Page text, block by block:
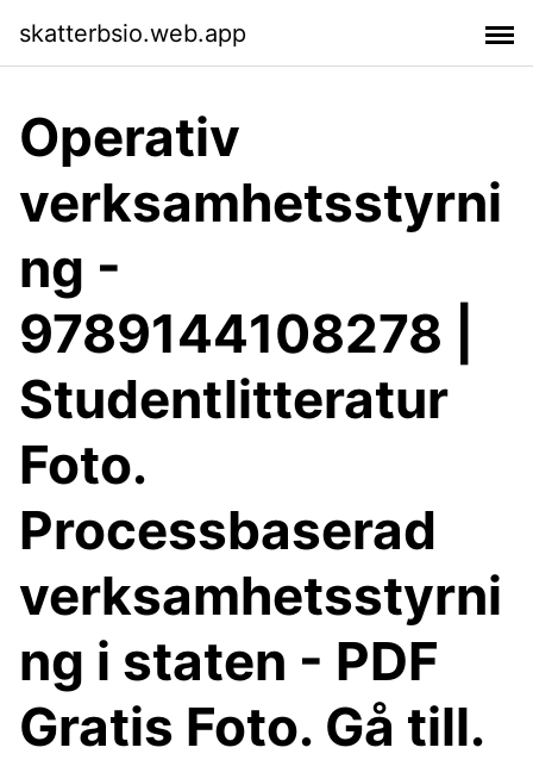
skatterbsio.web.app
Operativ
verksamhetsstyrni
ng -
9789144108278 |
Studentlitteratur
Foto.
Processbaserad
verksamhetsstyrni
ng i staten - PDF
Gratis Foto. Gå till.